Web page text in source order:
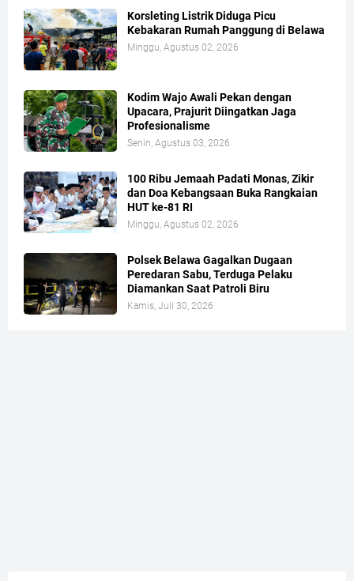
Korsleting Listrik Diduga Picu
Kebakaran Rumah Panggung di Belawa
Minggu, Agustus 02, 2026
Kodim Wajo Awali Pekan dengan
Upacara, Prajurit Diingatkan Jaga
Profesionalisme
Senin, Agustus 03, 2026
100 Ribu Jemaah Padati Monas, Zikir
dan Doa Kebangsaan Buka Rangkaian
HUT ke-81 RI
Minggu, Agustus 02, 2026
Polsek Belawa Gagalkan Dugaan
Peredaran Sabu, Terduga Pelaku
Diamankan Saat Patroli Biru
Kamis, Juli 30, 2026